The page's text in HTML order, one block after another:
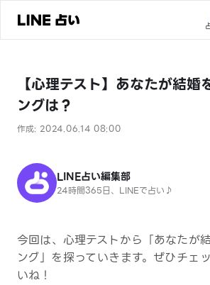
ユーザーの声
相談事例
おすすめの占い師
よくある質問
えもじの子（占）12星座占い
占い記事
【心理テスト】あなたが結婚
ングは？
作成: 2024.06.14 08:00
LINE占い編集部
24時間365日、LINEで占い♪
今回は、心理テストから「あなたが
ング」を探っていきます。ぜひチェ
いね！